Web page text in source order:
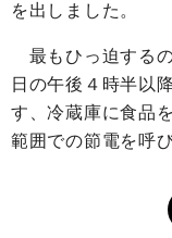
を出しました。
最もひっ迫する
日の午後４時半以
す、冷蔵庫に食品
範囲での節電を呼